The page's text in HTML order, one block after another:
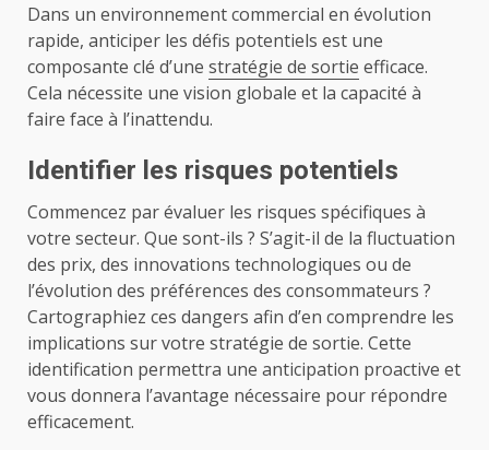
Dans un environnement commercial en évolution
rapide, anticiper les défis potentiels est une
composante clé d’une stratégie de sortie efficace.
Cela nécessite une vision globale et la capacité à
faire face à l’inattendu.
Identifier les risques potentiels
Commencez par évaluer les risques spécifiques à
votre secteur. Que sont-ils ? S’agit-il de la fluctuation
des prix, des innovations technologiques ou de
l’évolution des préférences des consommateurs ?
Cartographiez ces dangers afin d’en comprendre les
implications sur votre stratégie de sortie. Cette
identification permettra une anticipation proactive et
vous donnera l’avantage nécessaire pour répondre
efficacement.